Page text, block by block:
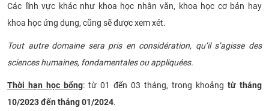
Các lĩnh vực khác như khoa học nhân văn, khoa học cơ bản hay
khoa học ứng dụng, cũng sẽ được xem xét.
Tout autre domaine sera pris en considération, qu’il s’agisse des
sciences humaines, fondamentales ou appliquées.
Thời hạn học bổng: từ 01 đến 03 tháng, trong khoảng từ tháng
10/2023 đến tháng 01/2024.